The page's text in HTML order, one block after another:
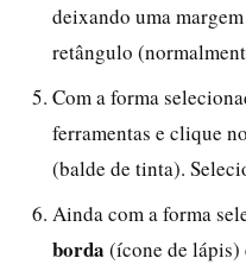
deixando uma
retângulo
Com a forma
ferramentas e clique
(balde de tinta).
Ainda com a forma
borda (ícone de lápis)